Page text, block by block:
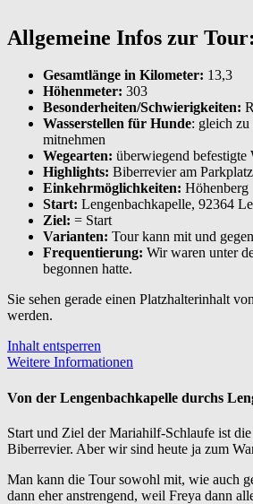
Allgemeine Infos zur Tour:
Gesamtlänge in Kilometer: 13,3
Höhenmeter: 303
Besonderheiten/Schwierigkeiten:
Wasserstellen für Hunde: gleich zu
mitnehmen
Wegearten: überwiegend
Highlights: Biberrevier am
Einkehrmöglichkeiten: Höhenberg
Start: Lengenbachkapelle, 92364
Ziel: = Start
Varianten: Tour kann mit und
Frequentierung: Wir waren unter
begonnen hatte.
Sie sehen gerade einen Platzhalterinhalt
werden.
Inhalt entsperren
Weitere Informationen
Von der Lengenbachkapelle durchs
Start und Ziel der Mariahilf-Schlaufe ist
Biberrevier. Aber wir sind heute ja zum
Man kann die Tour sowohl mit, wie auch
dann eher anstrengend, weil Freya dann